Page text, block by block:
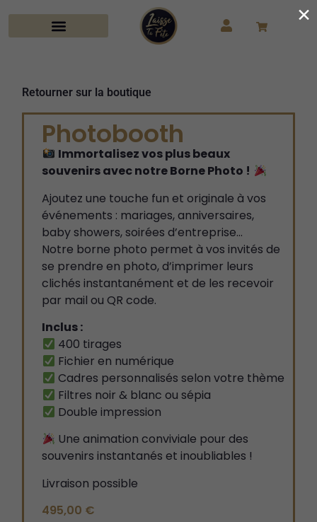
Retourner sur la boutique
Photobooth
Immortalisez vos plus beaux
souvenirs avec notre Borne Photo !
Ajoutez une touche fun et originale à vos
événements : mariages, anniversaires,
baby showers, soirées d’entreprise…
Notre borne photo permet à vos invités de
se prendre en photo, d’imprimer leurs
clichés instantanément et de les recevoir
par mail ou QR code.
Inclus :
400 tirages
Fichier en numérique
Cadres personnalisés selon votre thème
Filtres noir & blanc ou sépia
Double impression
Une animation conviviale pour des
souvenirs instantanés et inoubliables !
Livraison possible
495,00 €
×